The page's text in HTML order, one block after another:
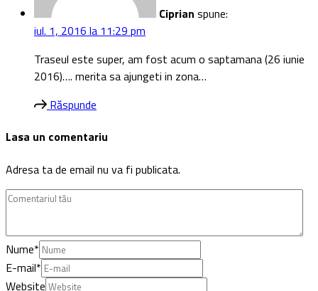
Ciprian spune:
iul. 1, 2016 la 11:29 pm
Traseul este super, am fost acum o saptamana (26 iunie
2016)…. merita sa ajungeti in zona…
Răspunde
Lasa un comentariu
Adresa ta de email nu va fi publicata.
Nume*
E-mail*
Website